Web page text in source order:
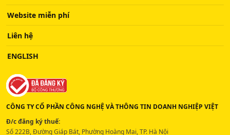
Website miễn phí
Liên hệ
ENGLISH
CÔNG TY CỔ PHẦN CÔNG NGHỆ VÀ THÔNG TIN DOANH NGHIỆP VIỆT
Đ/c đăng ký thuế:
Số 222B, Đường Giáp Bát, Phường Hoàng Mai, TP. Hà Nội